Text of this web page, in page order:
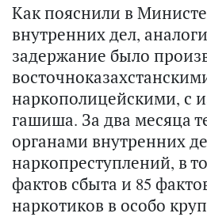
Как пояснили в
внутренних дел,
задержание было
наркополицейскими, с
гашиша. За два месяца
органами внутренних
наркопреступлений, в
фактов сбыта и 85
наркотиков в особо